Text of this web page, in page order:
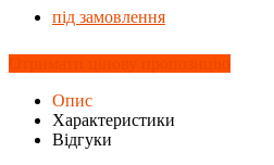
під замовлення
Опис
Характеристики
Відгуки